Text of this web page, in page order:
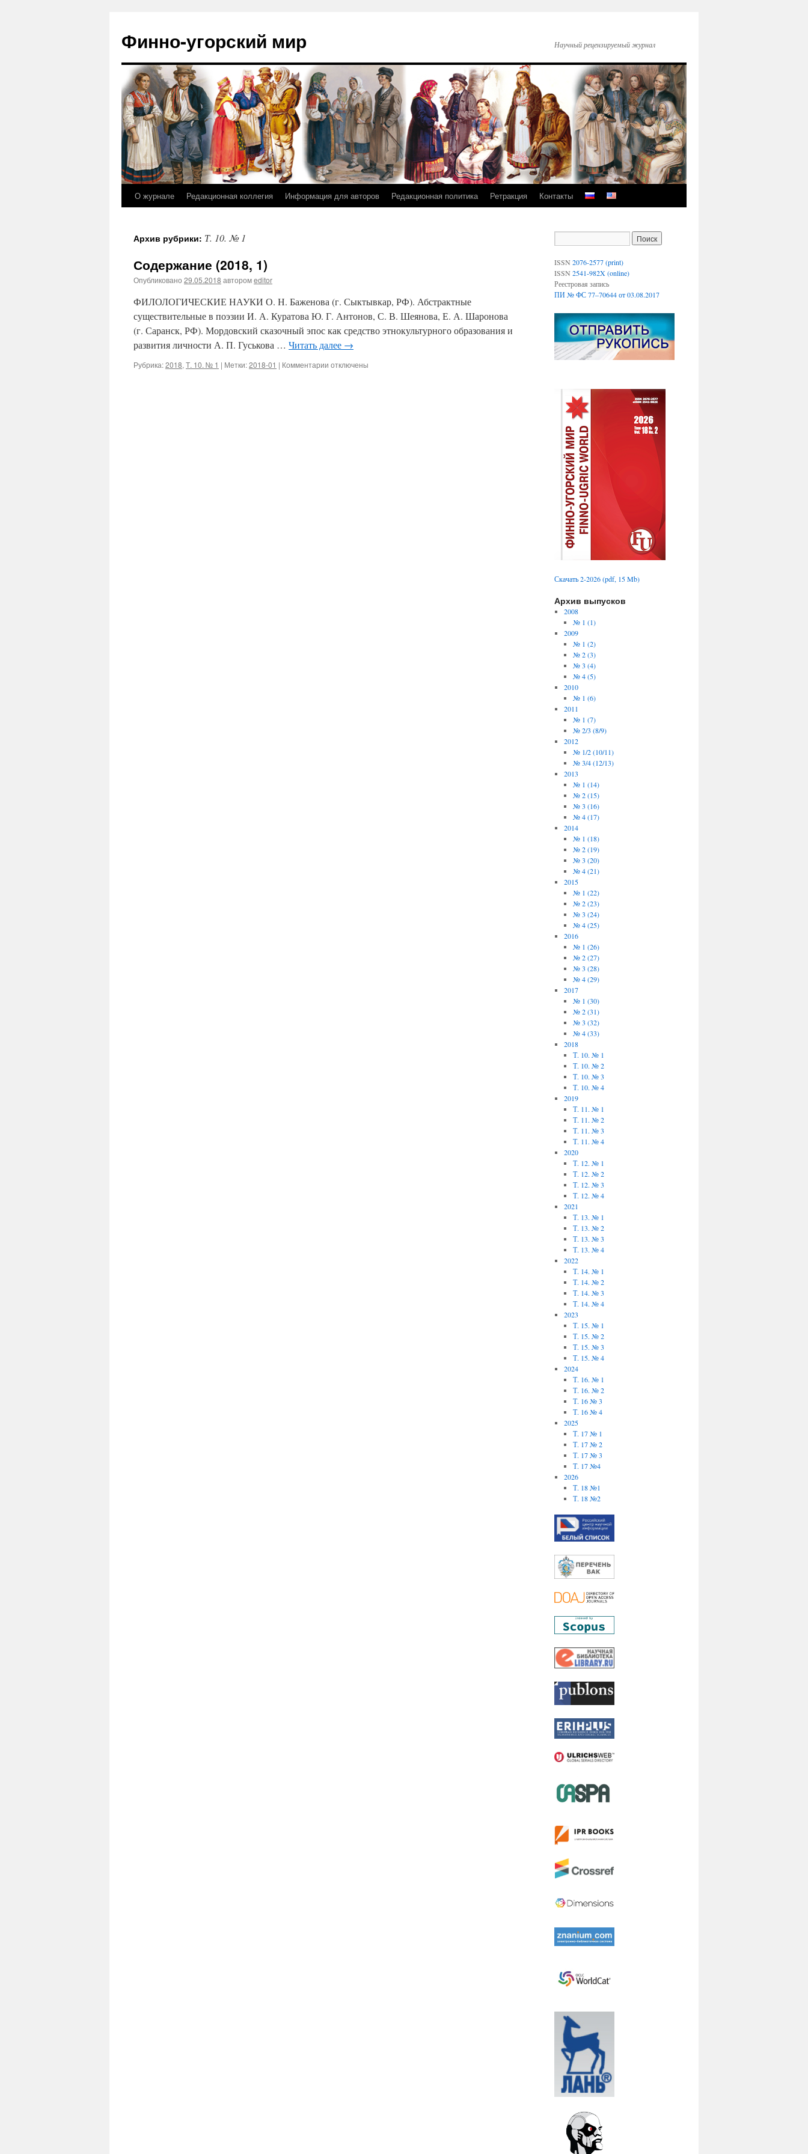
Финно-угорский мир Научный рецензируемый журнал
Перейти
содержимому
О журнале Редакционная коллегия Информация для авторов Редакционная политика Ретракция Контакты
Архив рубрики: Т. 10. № 1
Содержание (2018, 1)
Опубликовано 29.05.2018 авторомeditor
ФИЛОЛОГИЧЕСКИЕ НАУКИ О. Н. Баженова (г. Сыктывкар, РФ). Абстрактные
существительные в поэзии И. А. Куратова Ю. Г. Антонов, С. В. Шеянова, Е. А. Шаронова
(г. Саранск, РФ). Мордовский сказочный эпос как средство этнокультурного образования и
развития личности А. П. Гуськова … Читать далее →
Рубрика:2018, Т. 10. № 1 | Метки:2018-01 | Комментарии котключены
ISSN 2076-2577 (print)
ISSN 2541-982X (online)
Реестровая запись
ПИ № ФС 77–70644 от 03.08.2017
Скачать 2-2026 (pdf, 15 Mb)
Архив выпусков
2008
№ 1 (1)
2009
№ 1 (2)
№ 2 (3)
№ 3 (4)
№ 4 (5)
2010
№ 1 (6)
2011
№ 1 (7)
№ 2/3 (8/9)
2012
№ 1/2 (10/11)
№ 3/4 (12/13)
2013
№ 1 (14)
№ 2 (15)
№ 3 (16)
№ 4 (17)
2014
№ 1 (18)
№ 2 (19)
№ 3 (20)
№ 4 (21)
2015
№ 1 (22)
№ 2 (23)
№ 3 (24)
№ 4 (25)
2016
№ 1 (26)
№ 2 (27)
№ 3 (28)
№ 4 (29)
2017
№ 1 (30)
№ 2 (31)
№ 3 (32)
№ 4 (33)
2018
Т. 10. № 1
Т. 10. № 2
Т. 10. № 3
Т. 10. № 4
2019
Т. 11. № 1
Т. 11. № 2
Т. 11. № 3
Т. 11. № 4
2020
Т. 12. № 1
Т. 12. № 2
Т. 12. № 3
Т. 12. № 4
2021
Т. 13. № 1
Т. 13. № 2
Т. 13. № 3
Т. 13. № 4
2022
Т. 14. № 1
Т. 14. № 2
Т. 14. № 3
Т. 14. № 4
2023
Т. 15. № 1
Т. 15. № 2
Т. 15. № 3
Т. 15. № 4
2024
Т. 16. № 1
Т. 16. № 2
Т. 16 № 3
Т. 16 № 4
2025
Т. 17 № 1
Т. 17 № 2
Т. 17 № 3
Т. 17 №4
2026
Т. 18 №1
Т. 18 №2